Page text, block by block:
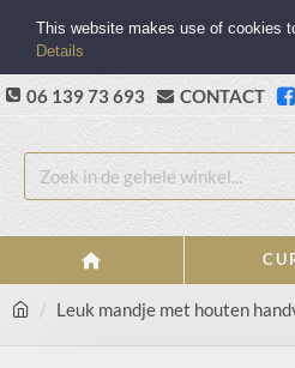
06 139 73 693 CONTACT
Leuk mandje met houten
This website makes use of cookies
Details